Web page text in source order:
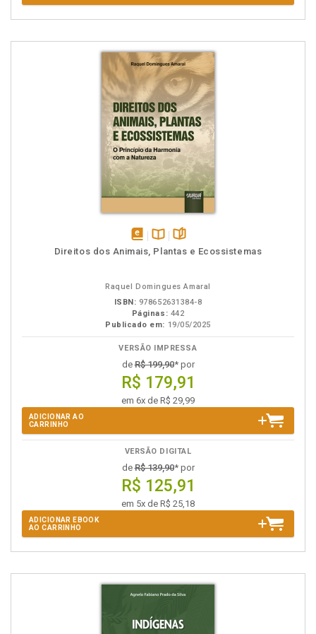
disponívelDisponível
páginas
Direitos dos Animais, Plantas e Ecossistemas
Raquel Domingues Amaral
ISBN: 978652631384-8
Páginas: 442
Publicado em: 19/05/2025
VERSÃO IMPRESSA
deR$ 199,90* por
R$ 179,91
em 6x de R$ 29,99
ADICIONAR AO
CARRINHO
VERSÃO DIGITAL
deR$ 139,90* por
R$ 125,91
em 5x de R$ 25,18
ADICIONAR EBOOK
AO CARRINHO